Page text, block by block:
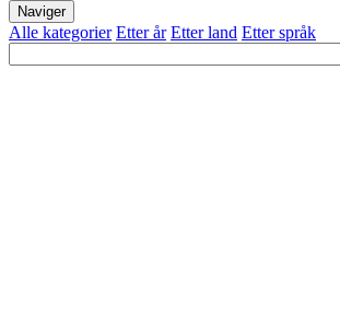
Naviger
Alle kategorier Etter år Etter land Etter språk